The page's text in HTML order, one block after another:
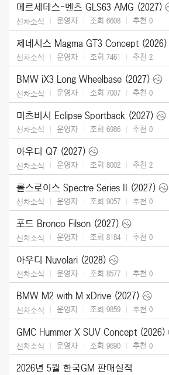
메르세데스-벤츠 GLS63 AMG (2027)
신차소식 운영자 조회 6608 추천 0
제네시스 Magma GT3 Concept (2026)
신차소식 운영자 조회 7461 추천 2
BMW iX3 Long Wheelbase (2027)
신차소식 운영자 조회 7007 추천 0
미츠비시 Eclipse Sportback (2027)
신차소식 운영자 조회 6986 추천 0
아우디 Q7 (2027)
신차소식 운영자 조회 8002 추천 2
롤스로이스 Spectre Series II (2027)
신차소식 운영자 조회 9057 추천 0
포드 Bronco Filson (2027)
신차소식 운영자 조회 8184 추천 0
아우디 Nuvolari (2028)
신차소식 운영자 조회 8577 추천 0
BMW M2 with M xDrive (2027)
신차소식 운영자 조회 9859 추천 0
GMC Hummer X SUV Concept (2026)
신차소식 운영자 조회 9690 추천 0
2026년 5월 한국GM 판매실적